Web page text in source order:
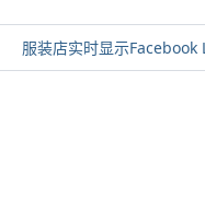
服装店实时显示Facebook